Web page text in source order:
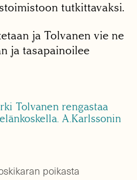
tutkittavaksi.
ja Tolvanen vie ne
ja tasapainoilee
poikasta